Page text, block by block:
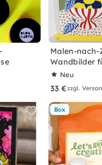
Malen-nach-
Wandbilder
Neu
33 €zzgl.
Box